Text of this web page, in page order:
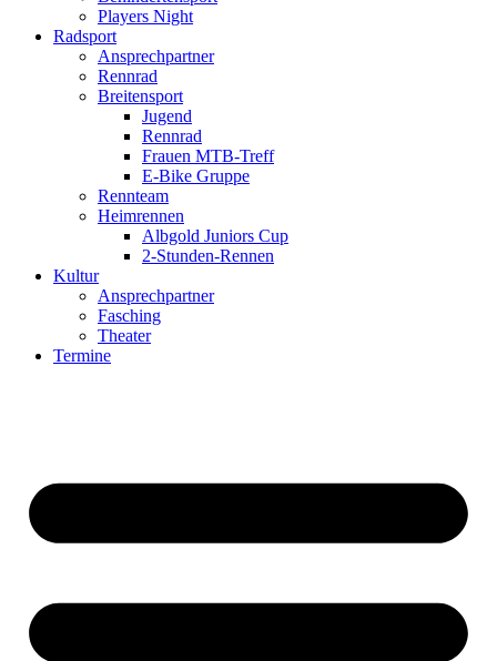
Players Night
Radsport
Ansprechpartner
Rennrad
Breitensport
Jugend
Rennrad
Frauen MTB-Treff
E-Bike Gruppe
Rennteam
Heimrennen
Albgold Juniors Cup
2-Stunden-Rennen
Kultur
Ansprechpartner
Fasching
Theater
Termine